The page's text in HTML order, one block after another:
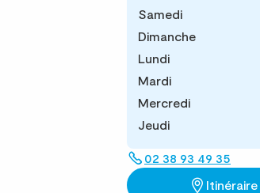
Samedi
Dimanche
Lundi
Mardi
Mercredi
Jeudi
02 38 93 49 35
Itinéraire